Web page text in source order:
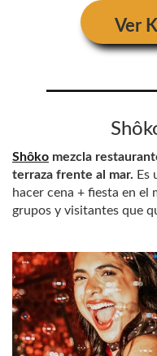
Ver
Shôko mezcla
terraza frente al mar. Es
hacer cena + fiesta en el
grupos y visitantes que